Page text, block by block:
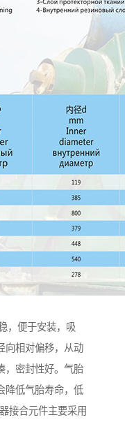
，便于安装，吸
向相对偏移，从动
，密封性好。气胎
降低气胎寿命，低
接合元件主要采用